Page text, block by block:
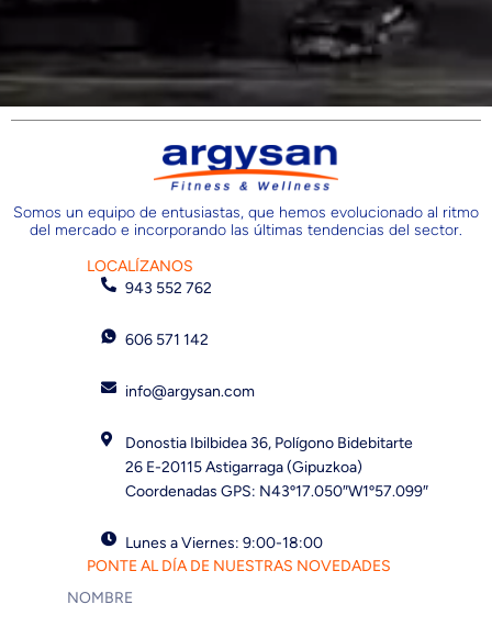
Somos un equipo de entusiastas, que hemos evolucionado al ritmo
del mercado e incorporando las últimas tendencias del sector.
LOCALÍZANOS
943 552 762
606 571 142
info@argysan.com
Donostia Ibilbidea 36, Polígono Bidebitarte
26 E-20115 Astigarraga (Gipuzkoa)
Coordenadas GPS: N43º17.050″W1º57.099″
Lunes a Viernes: 9:00-18:00
PONTE AL DÍA DE NUESTRAS NOVEDADES